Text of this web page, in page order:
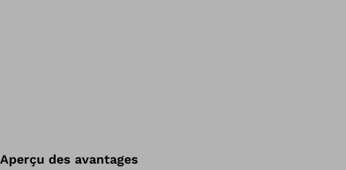
Aperçu des avantages